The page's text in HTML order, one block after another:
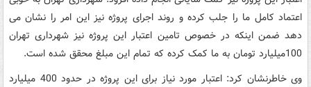
اعتماد کامل ما را جلب کرده و روند اجرای پروژه نیز این امر را نشان می
دهد ضمن اینکه در خصوص تامین اعتبار این پروژه نیز شهرداری تهران
100میلیارد تومان به ما کمک کرده که تمام این مبلغ محقق شده است.
وی خاطرنشان کرد: اعتبار مورد نیاز برای این پروژه در حدود 400 میلیارد